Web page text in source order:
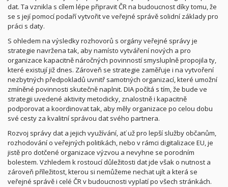
dat. Ta vznikla s cílem lépe připravit ČR na budoucnost díky tomu, že
se s její pomocí podaří vytvořit ve veřejné správě solidní základy pro
práci s daty.
S ohledem na výsledky rozhovorů s orgány veřejné správy je
strategie navržena tak, aby namísto vytváření nových a pro
organizace kapacitně náročných povinností smysluplně propojila ty,
které existují již dnes. Zároveň se strategie zaměřuje i na vytvoření
nezbytných předpokladů uvnitř samotných organizací, které umožní
zmíněné povinnosti skutečně naplnit. DIA počítá s tím, že bude ve
strategii uvedené aktivity metodicky, znalostně i kapacitně
podporovat a koordinovat tak, aby měly organizace po celou dobu
své cesty za kvalitní správou dat svého partnera.
Rozvoj správy dat a jejich využívání, ať už pro lepší služby občanům,
rozhodování o veřejných politikách, nebo v rámci digitalizace EU, je
jistě pro dotčené organizace výzvou a nevyhne se porodním
bolestem. Vzhledem k rostoucí důležitosti dat jde však o nutnost a
zároveň příležitost, kterou si nemůžeme nechat ujít a která se
veřejné správě i celé ČR v budoucnosti vyplatí po všech stránkách.